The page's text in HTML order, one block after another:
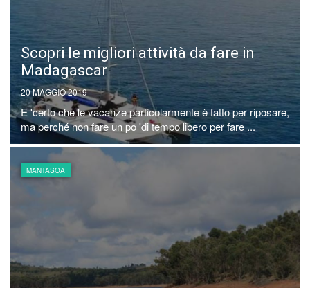
Scopri le migliori attività da fare in
Madagascar
20 MAGGIO 2019
E 'certo che le vacanze particolarmente è fatto per riposare,
ma perché non fare un po 'di tempo libero per fare ...
MANTASOA